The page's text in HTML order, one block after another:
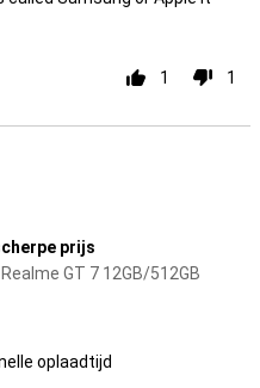
1 1
prijs
GT 7 12GB/512GB
oplaadtijd